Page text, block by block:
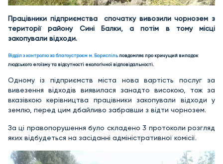
Працівники підприємства спочатку вивозили чорнозем з
території району Сині Балки, а потім в тому місці
закопували відходи.
Відділ з контролю за благоустроєм м. Бориспільповдомляє про кричущий випадок
людського егоїзму та відсутності екологічної відповідальності.
Одному із підприємств міста нова вартість послуг за
вивезення відходів виявилася занадто високою, тож за
вказівкою керівництва працівники закопували відходи у
землю, перед цим дбайливо забравши з відти чорнозем.
За ці правопорушення було складено 3 протоколи розгляд
яких відбудеться на засіданні адміністративної комісії.